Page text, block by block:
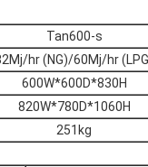
Tan600-s
hr (NG)/60Mj/hr
600W*600D*830H
820W*780D*1060H
251kg